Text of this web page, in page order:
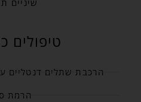
שיניים
טיפולים
הרכבת שתלים דנטליים
הרמת